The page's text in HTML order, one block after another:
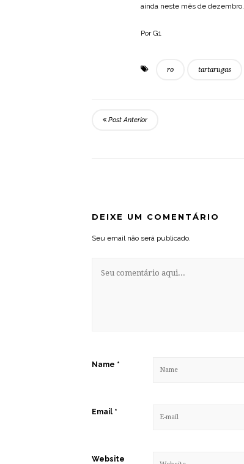
ainda neste mês de dezembro.
Por G1
ro tartarugas
Post Anterior
DEIXE UM COMENTÁRIO
Seu email não será publicado.
Name *
Email *
Website